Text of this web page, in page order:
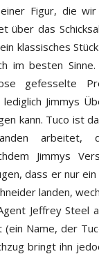
Figur, die
über das
klassisches
im besten
gefesselte
Jimmys
kann. Tuco ist
arbeitet,
Jimmys
dass er nur
landen,
Jeffrey Steel
(ein Name, der
bringt ihn